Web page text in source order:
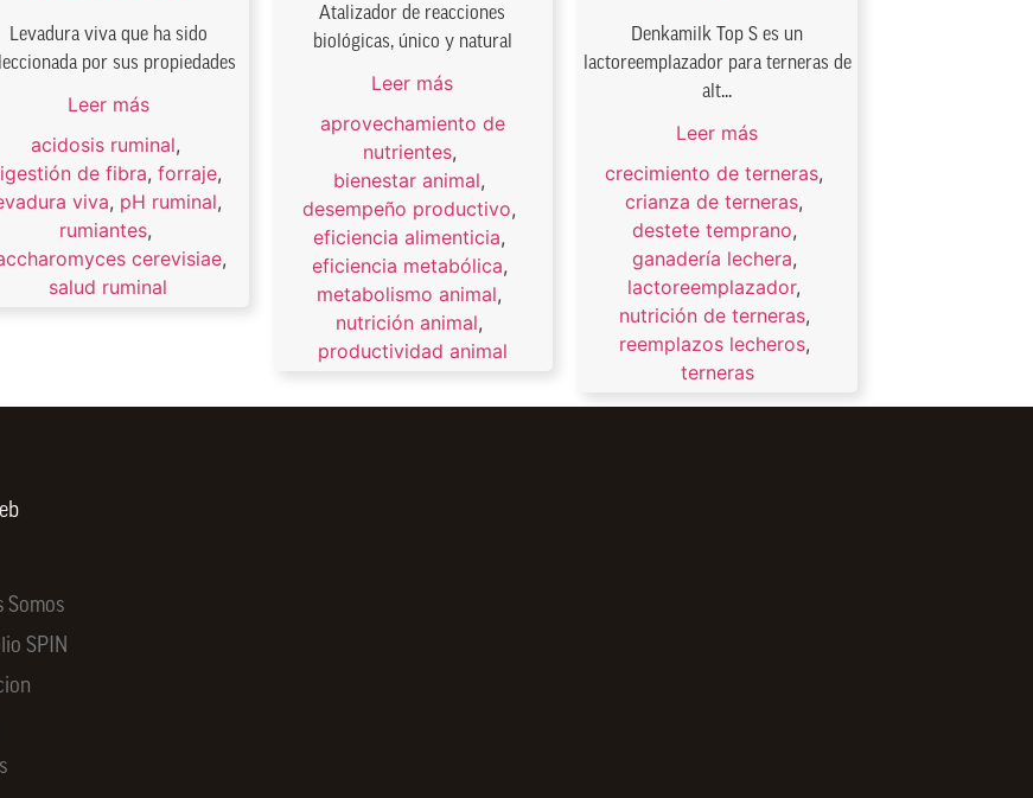
Levadura viva que ha sido
por sus propiedades
Leer más
acidosis ruminal,
de fibra,forraje,
viva, pH ruminal,
rumiantes,
cerevisiae,
salud ruminal
Atalizador de reacciones
biológicas, único y natural
Leer más
aprovechamiento de
nutrientes,
bienestar animal,
desempeño productivo,
eficiencia alimenticia,
eficiencia metabólica,
metabolismo animal,
nutrición animal,
productividad animal
Denkamilk Top S es un
lactoreemplazador para terneras de
alt...
Leer más
crecimiento de terneras,
crianza de terneras,
destete temprano,
ganadería lechera,
lactoreemplazador,
nutrición de terneras,
reemplazos lecheros,
terneras
Somos
SPIN